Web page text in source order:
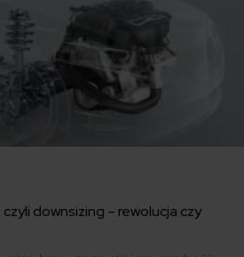
downsizing – rewolucja czy